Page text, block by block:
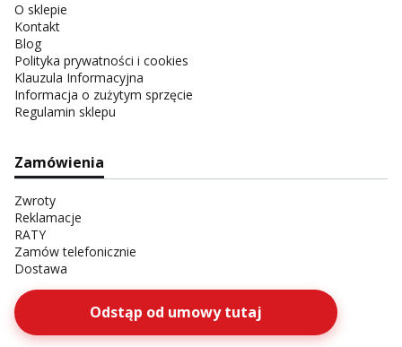
O sklepie
Kontakt
Blog
Polityka prywatności i cookies
Klauzula Informacyjna
Informacja o zużytym sprzęcie
Regulamin sklepu
Zamówienia
Zwroty
Reklamacje
RATY
Zamów telefonicznie
Dostawa
Odstąp od umowy tutaj